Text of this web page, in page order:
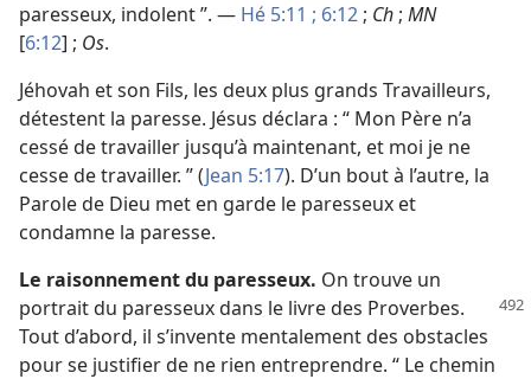
paresseux, indolent ”. — Hé 5:11 ; 6:12 ; Ch ; MN
[6:12] ; Os.
Jéhovah et son Fils, les deux plus grands Travailleurs,
détestent la paresse. Jésus déclara : “ Mon Père n’a
cessé de travailler jusqu’à maintenant, et moi je ne
cesse de travailler. ” (Jean 5:17). D’un bout à l’autre, la
Parole de Dieu met en garde le paresseux et
condamne la paresse.
Le raisonnement du paresseux. On trouve un
portrait du paresseux dans le livre des Proverbes.
Tout d’abord, il s’invente mentalement des obstacles
pour se justifier de ne rien entreprendre. “ Le chemin